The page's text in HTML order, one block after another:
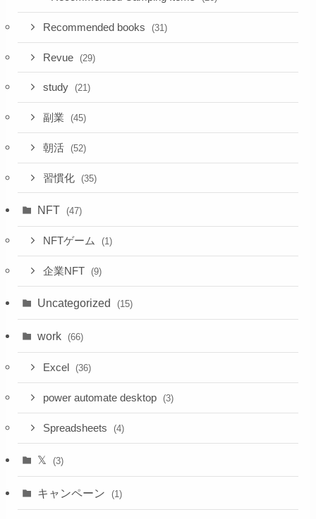
Recommended books (31)
Revue (29)
study (21)
副業 (45)
朝活 (52)
習慣化 (35)
NFT (47)
NFTゲーム (1)
企業NFT (9)
Uncategorized (15)
work (66)
Excel (36)
power automate desktop (3)
Spreadsheets (4)
𝕏 (3)
キャンペーン (1)